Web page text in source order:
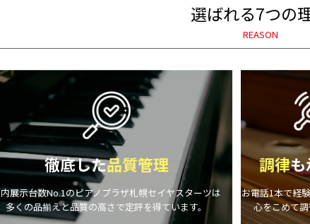
選ばれる7つの
REASON
徹底した品質管理
展示台数No.1のピアノプラザ札幌セイヤスターツは
多くの品揃えと品質の高さで定評を得ています。
調律も
お電話1本で経
心をこめて